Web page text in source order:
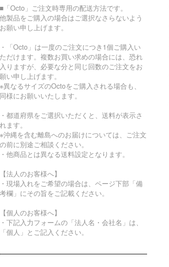
■「Octo」ご注文時専用の配送方法です。
他製品をご購入の場合はご選択なさらないよう
お願い申し上げます。
・「Octo」は一度のご注文につき1個ご購入い
ただけます。複数お買い求めの場合には、恐れ
入りますが、必要な分と同じ回数のご注文をお
願い申し上げます。
※異なるサイズのOctoをご購入される場合も、
同様にお願いいたします。
・都道府県をご選択いただくと、送料が表示さ
れます。
※沖縄を含む離島へのお届けについては、ご注文
の前に別途ご相談ください。
・他商品とは異なる送料設定となります。
【法人のお客様へ】
・現場入れをご希望の場合は、ページ下部「備
考欄」にその旨をご記載ください。
【個人のお客様へ】
・下記入力フォームの「法人名・会社名」は、
「個人」とご記入ください。